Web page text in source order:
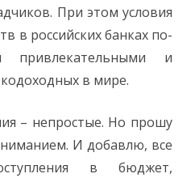
При этом условия
в российских банках по-
привлекательными и
в мире.
– непростые. Но прошу
И добавлю, все
в бюджет,